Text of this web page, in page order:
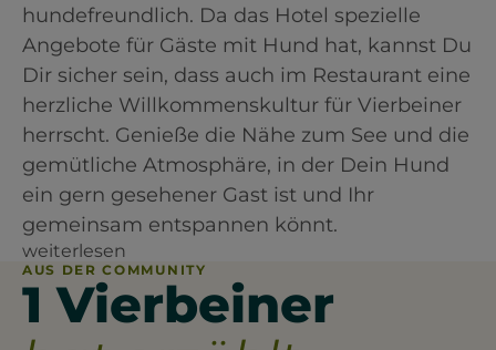
hundefreundlich. Da das Hotel spezielle
Angebote für Gäste mit Hund hat, kannst Du
Dir sicher sein, dass auch im Restaurant eine
herzliche Willkommenskultur für Vierbeiner
herrscht. Genieße die Nähe zum See und die
gemütliche Atmosphäre, in der Dein Hund
ein gern gesehener Gast ist und Ihr
gemeinsam entspannen könnt.
weiterlesen
AUS DER COMMUNITY
1 Vierbeiner